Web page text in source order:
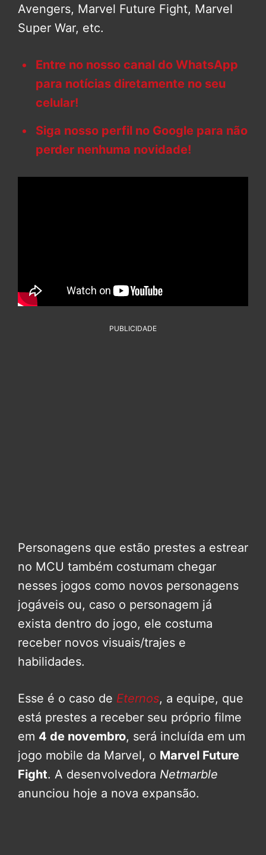
Avengers, Marvel Future Fight, Marvel
Super War, etc.
Entre no nosso canal do WhatsApp
para notícias diretamente no seu
celular!
Siga nosso perfil no Google para não
perder nenhuma novidade!
PUBLICIDADE
Personagens que estão prestes a estrear
no MCU também costumam chegar
nesses jogos como novos personagens
jogáveis ou, caso o personagem já
exista dentro do jogo, ele costuma
receber novos visuais/trajes e
habilidades.
Esse é o caso de Eternos, a equipe, que
está prestes a receber seu próprio filme
em 4 de novembro, será incluída em um
jogo mobile da Marvel, o Marvel Future
Fight. A desenvolvedora Netmarble
anunciou hoje a nova expansão.